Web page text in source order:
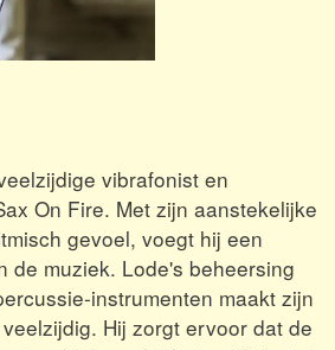
vibrafonist en
On Fire. Met zijn aanstekelijke
gevoel, voegt hij een
de muziek. Lode's beheersing
instrumenten maakt zijn
Hij zorgt ervoor dat de